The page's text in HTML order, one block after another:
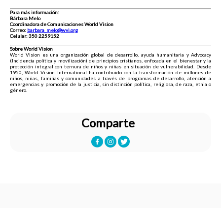
Para más información:
Bárbara Melo
Coordinadora de Comunicaciones World Vision
Correo: barbara_melo@wvi.org
Celular: 350 2259152
Sobre World Vision
World Vision es una organización global de desarrollo, ayuda humanitaria y Advocacy
(Incidencia política y movilización) de principios cristianos, enfocada en el bienestar y la
protección integral con ternura de niños y niñas en situación de vulnerabilidad. Desde
1950, World Vision International ha contribuido con la transformación de millones de
niños, niñas, familias y comunidades a través de programas de desarrollo, atención a
emergencias y promoción de la justicia, sin distinción política, religiosa, de raza, etnia o
género.
Comparte